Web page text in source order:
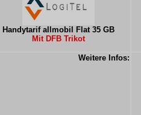
Handytarif allmobil Flat 35 GB
Mit DFB Trikot
Weitere Infos: